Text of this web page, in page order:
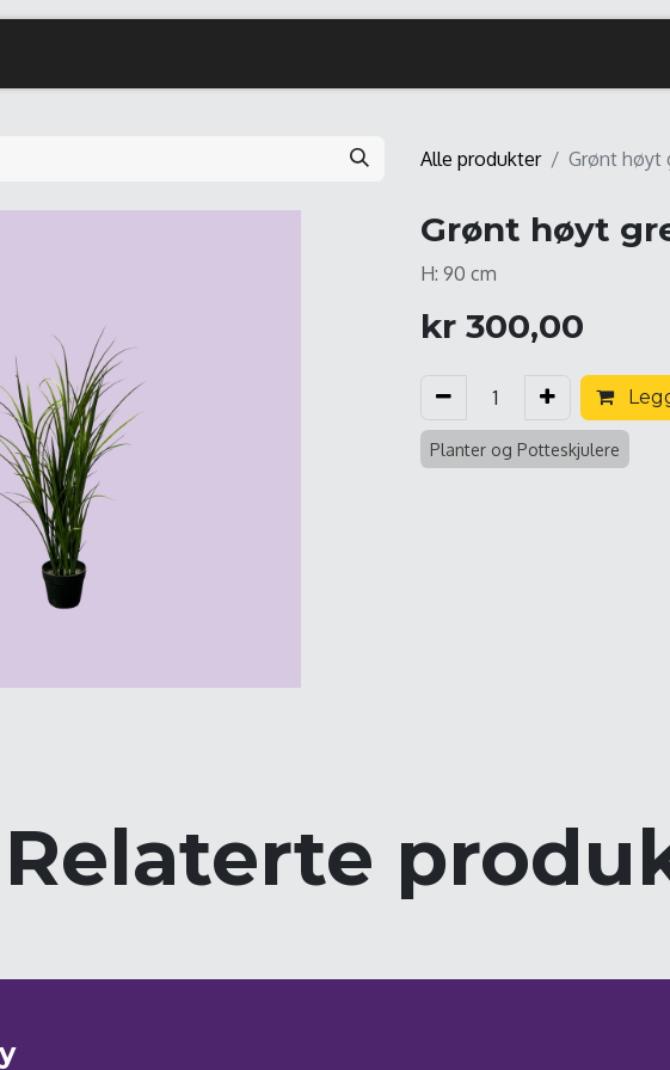
Alle produkter Grønt høyt
Grønt høyt
H: 90 cm
kr 300,00
Planter og Potteskjulere
Relaterte